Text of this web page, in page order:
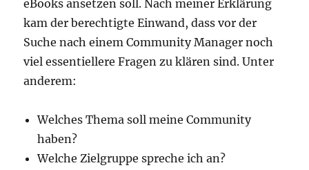
eBooks ansetzen soll. Nach meiner Erklärung
kam der berechtigte Einwand, dass vor der
Suche nach einem Community Manager noch
viel essentiellere Fragen zu klären sind. Unter
anderem:
Welches Thema soll meine Community
haben?
Welche Zielgruppe spreche ich an?